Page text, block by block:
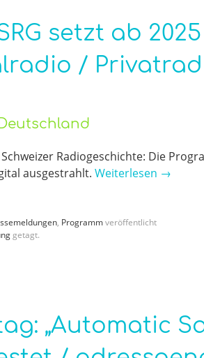
setzt ab 2025
/
Radiogeschichte: Die
ausgestrahlt. Weiterlesen →
, Programmveröffentlicht
getagt.
„Automatic